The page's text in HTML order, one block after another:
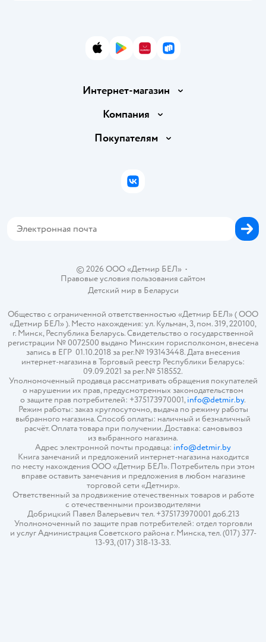
App StoreGoogle Play
AppGallery
RuStore
Интернет-магазин
Доставка и оплата
Правила продажи
Политика использования файлов cookie
Компания
Вакансии
Покупателям
Бонусные карты
© 2026 ООО «Детмир БЕЛ»•
Правовые условия пользования сайтом
Детский мир в Беларуси
Общество с ограниченной ответственностью «Детмир БЕЛ» ( ООО
«Детмир БЕЛ» ). Место нахождения: ул. Кульман, 3, пом. 319, 220100,
г. Минск, Республика Беларусь. Свидетельство о государственной
регистрации № 0072500 выдано Минским горисполкомом, внесена
запись в ЕГР 01.10.2018 за рег.№ 193143448. Дата внесения
интернет-магазина в Торговый реестр Республики Беларусь:
09.09.2021 за рег.№ 518552.
Уполномоченный продавца рассматривать обращения покупателей
о нарушении их прав, предусмотренных законодательством
о защите прав потребителей: +375173970001,info@detmir.by.
Режим работы: заказ круглосуточно, выдача по режиму работы
выбранного магазина. Способ оплаты: наличный и безналичный
расчёт. Оплата товара при получении. Доставка: самовывоз
из выбранного магазина.
Адрес электронной почты продавца: info@detmir.by
Книга замечаний и предложений интернет-магазина находится
по месту нахождения ООО «Детмир БЕЛ». Потребитель при этом
вправе оставить замечания и предложения в любом магазине
торговой сети «Детмир».
Ответственный за продвижение отечественных товаров и работе
с отечественными производителями
Добрицкий Павел Валерьевич тел. +375173970001 доб.213
Уполномоченный по защите прав потребителей: отдел торговли
и услуг Администрация Советского района г. Минска, тел. (017) 377-
13-93, (017) 318-13-33.
ВКонтакте